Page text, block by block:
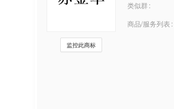
监控此商标
类似群
商品/服务列表